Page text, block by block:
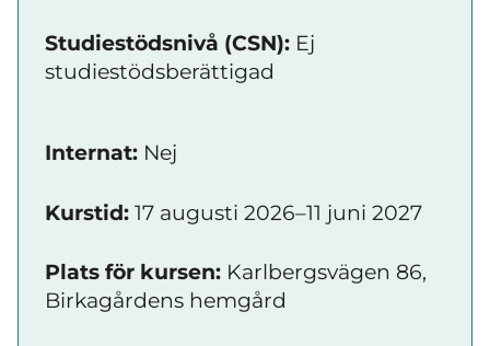
Studiestödsnivå (CSN): Ej
studiestödsberättigad
Internat: Nej
Kurstid: 17 augusti 2026–11 juni 2027
Plats för kursen: Karlbergsvägen 86,
Birkagårdens hemgård